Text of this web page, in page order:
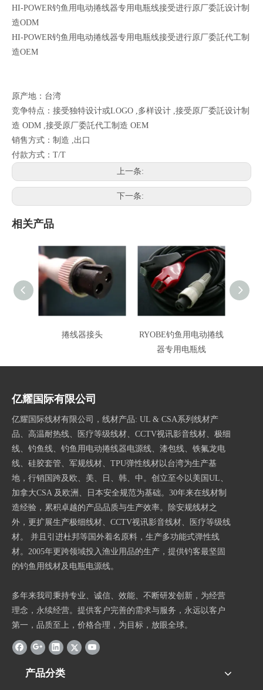
HI-POWER钓鱼用电动捲线器专用电瓶线接受进行原厂委託设计制
造ODM
HI-POWER钓鱼用电动捲线器专用电瓶线接受进行原厂委託代工制
造OEM
原产地：台湾
竞争特点：接受独特设计或LOGO ,多样设计 ,接受原厂委託设计制
造 ODM ,接受原厂委託代工制造 OEM
销售方式：制造 ,出口
付款方式：T/T
上一条:
下一条:
相关产品
捲线器接头
RYOBE钓鱼用电动捲线
器专用电瓶线
亿耀国际有限公司
亿耀国际线材有限公司，线材产品: UL & CSA系列线材产
品、高温耐热线、医疗等级线材、CCTV视讯影音线材、极细
线、钓鱼线、钓鱼用电动捲线器电源线、漆包线、铁氟龙电
线、硅胶套管、军规线材、TPU弹性线材以台湾为生产基
地，行销国跨及欧、美、日、韩、中。创立至今以美国UL、
加拿大CSA 及欧洲、日本安全规范为基础。30年来在线材制
造经验，累积卓越的产品品质与生产效率。除安规线材之
外，更扩展生产极细线材、CCTV视讯影音线材、医疗等级线
材。 并且引进杜邦等国外着名原料，生产多功能式弹性线
材。2005年更跨领域投入渔业用品的生产，提供钓客最坚固
的钓鱼用线材及电瓶电源线。
多年来我司秉持专业、诚信、效能、不断研发创新，为经营
理念，永续经营。提供客户完善的需求与服务，永远以客户
第一，品质至上，价格合理，为目标，放眼全球。
产品分类